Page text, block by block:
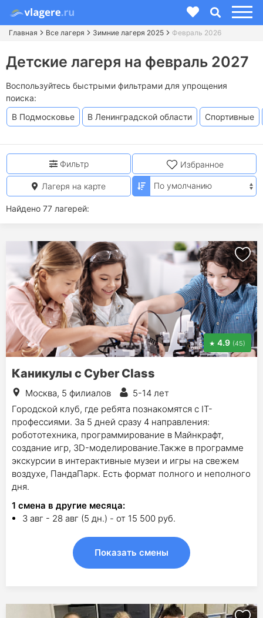
Главная Все лагеря Зимние лагеря 2025 Февраль 2026
Детские лагеря на февраль 2027
Воспользуйтесь быстрыми фильтрами для упрощения
поиска:
В Подмосковье
В Ленинградской области Спортивные
Найдено 77 лагерей:
Фильтр Избранное
Лагеря на карте
4.9 (45)
Каникулы с Cyber Class
Москва, 5 филиалов
5-14 лет
Городской клуб, где ребята познакомятся с IT-
профессиями. За 5 дней сразу 4 направления:
робототехника, программирование в Майнкрафт,
создание игр, 3D-моделирование.Также в программе
экскурсии в интерактивные музеи и игры на свежем
воздухе, ПандаПарк. Есть формат полного и неполного
дня.
1 смена в другие месяца:
3 авг - 28 авг (5 дн.) - от 15 500 руб.
Показать смены